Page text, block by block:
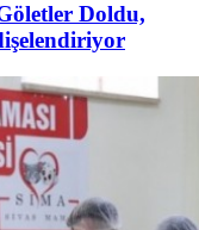
Doldu,